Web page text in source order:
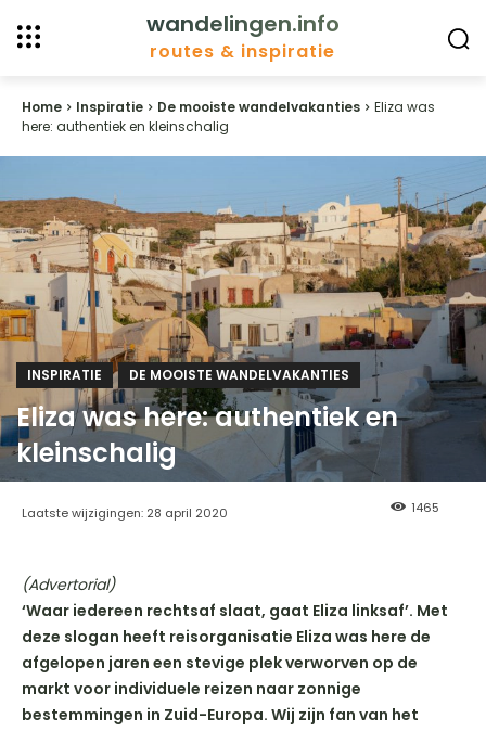
wandelingen.info
routes & inspiratie
Home Inspiratie De mooiste wandelvakanties
Eliza was
here: authentiek en kleinschalig
INSPIRATIE DE MOOISTE WANDELVAKANTIES
Eliza was here: authentiek en
kleinschalig
Laatste wijzigingen: 28 april 2020 1465
(Advertorial)
‘Waar iedereen rechtsaf slaat, gaat Eliza linksaf’. Met
deze slogan heeft reisorganisatie Eliza was here de
afgelopen jaren een stevige plek verworven op de
markt voor individuele reizen naar zonnige
bestemmingen in Zuid-Europa. Wij zijn fan van het